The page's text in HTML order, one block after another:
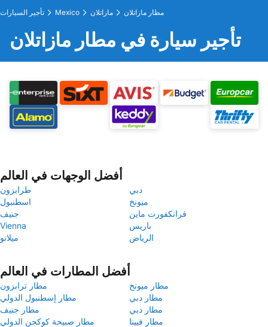
تأجير السيارات Mexico مازاتلان مطار مازاتلان
تأجير سيارة في مطار مازاتلان
أفضل الوجهات في العالم
طرابزون
دبي
اسطنبول
ميونخ
جنيف
فرانكفورت ماين
Vienna
باريس
ميلانو
الرياض
أفضل المطارات في العالم
مطار ترابزون
مطار ميونخ
مطار إسطنبول الدولي
مطار دبي
مطار جنيف
مطار دبي
مطار صبيحة كوكجن الدولي
مطار فيينا